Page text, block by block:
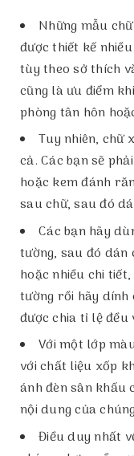
Những mẫu
được thiết kế
tùy theo sở thích
cũng là ưu điểm
phòng tân hôn
Tuy nhiên, chữ
cả. Các bạn sẽ
hoặc kem đánh
sau chữ, sau đó
Các bạn hãy
tường, sau đó
hoặc nhiều chi
tường rồi hãy dính
được chia tỉ lệ đều
Với một lớp
với chất liệu xốp
ánh đèn sân khấu
nội dung của
Điều duy nhất